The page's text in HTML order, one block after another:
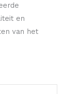
en
van het